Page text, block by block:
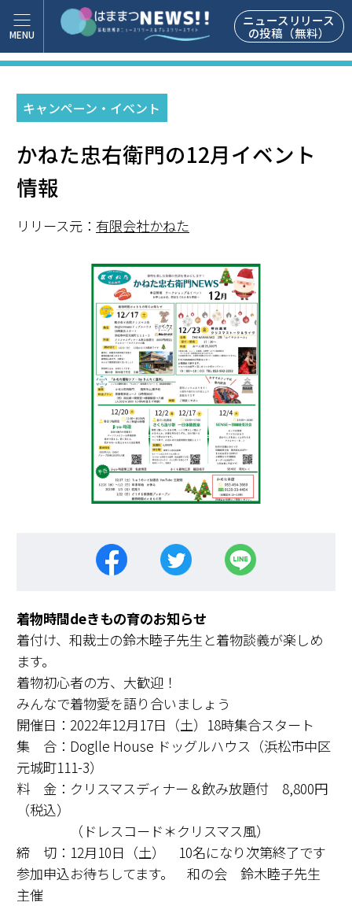
ニュースリリース
の投稿（無料）
キャンペーン・イベント
かねた忠右衛門の12月イベント
情報
リリース元： 有限会社かねた
着物時間deきもの育のお知らせ
着付け、和裁士の鈴木睦子先生と着物談義が楽しめ
ます。
着物初心者の方、大歓迎！
みんなで着物愛を語り合いましょう
開催日：2022年12月17日（土）18時集合スタート
集 合：Doglle House ドッグルハウス（浜松市中区
元城町111-3）
料 金：クリスマスディナー＆飲み放題付 8,800円
（税込）
（ドレスコード＊クリスマス風）
締 切：12月10日（土） 10名になり次第終了です
参加申込お待ちしてます。 和の会 鈴木睦子先生
主催